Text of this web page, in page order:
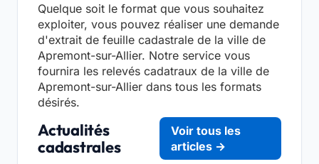
Quelque soit le format que vous souhaitez
exploiter, vous pouvez réaliser une demande
d'extrait de feuille cadastrale de la ville de
Apremont-sur-Allier. Notre service vous
fournira les relevés cadatraux de la ville de
Apremont-sur-Allier dans tous les formats
désirés.
Actualités
cadastrales
Voir tous les
articles →